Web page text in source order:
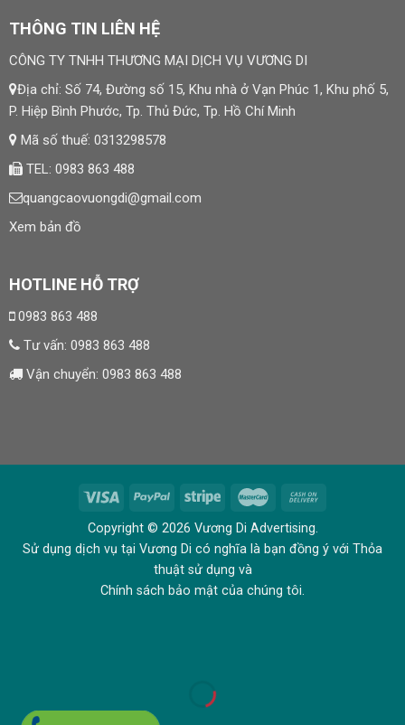
THÔNG TIN LIÊN HỆ
CÔNG TY TNHH THƯƠNG MẠI DỊCH VỤ VƯƠNG DI
Địa chỉ: Số 74, Đường số 15, Khu nhà ở Vạn Phúc 1, Khu phố 5,
P. Hiệp Bình Phước, Tp. Thủ Đức, Tp. Hồ Chí Minh
Mã số thuế: 0313298578
TEL: 0983 863 488
quangcaovuongdi@gmail.com
Xem bản đồ
HOTLINE HỖ TRỢ
0983 863 488
Tư vấn: 0983 863 488
Vận chuyển: 0983 863 488
Copyright © 2026 Vương Di Advertising.
Sử dụng dịch vụ tại Vương Di có nghĩa là bạn đồng ý với Thỏa
thuật sử dụng và
Chính sách bảo mật của chúng tôi.